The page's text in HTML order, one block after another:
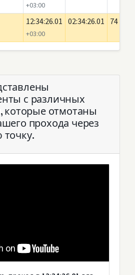
+03:00
12:34:26.01
+03:00
02:34:26.01 74
с различных
которые отмотаны
прохода через